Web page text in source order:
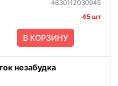
4630112030945
45 шт
В КОРЗИНУ
незабудка